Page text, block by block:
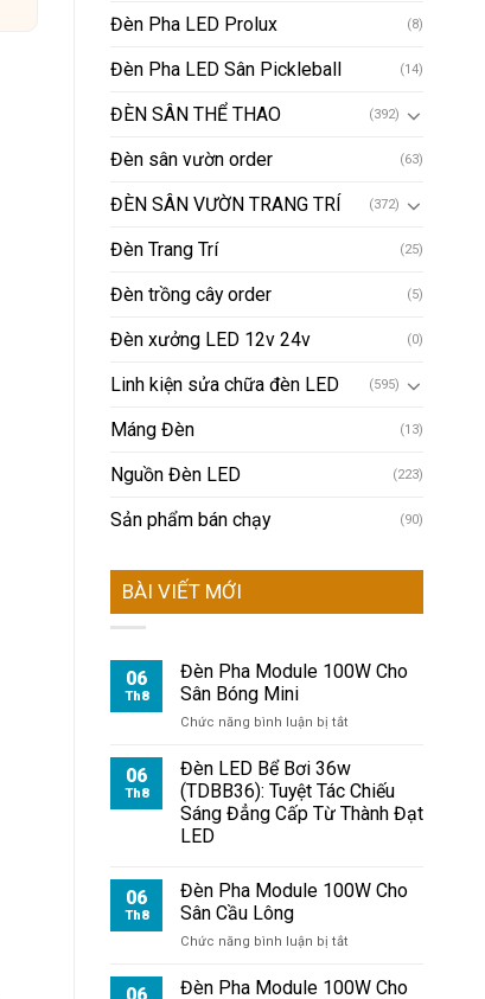
Đèn Pha LED Prolux (8)
Đèn Pha LED Sân Pickleball (14)
ĐÈN SÂN THỂ THAO (392)
Đèn sân vườn order (63)
ĐÈN SÂN VƯỜN TRANG TRÍ (372)
Đèn Trang Trí (25)
Đèn trồng cây order (5)
Đèn xưởng LED 12v 24v (0)
Linh kiện sửa chữa đèn LED (595)
Máng Đèn (13)
Nguồn Đèn LED (223)
Sản phẩm bán chạy (90)
BÀI VIẾT MỚI
06
Th8
Đèn Pha Module 100W Cho
Sân Bóng Mini
Chức năng bình luận bị tắt
Pha
Module
100W
Cho
Mini
06
Th8
Đèn LED Bể Bơi 36w
(TDBB36): Tuyệt Tác Chiếu
Sáng Đẳng Cấp Từ Thành Đạt
LED
06
Th8
Đèn Pha Module 100W Cho
Sân Cầu Lông
Chức năng bình luận bị tắt
Pha
Đèn Pha Module 100W Cho